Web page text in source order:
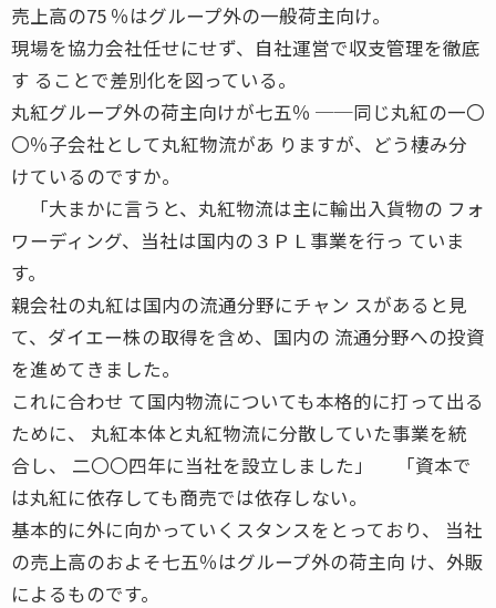
売上高の75 ％はグループ外の一般荷主向け。
現場を協力会社任せにせず、自社運営で収支管理を徹底
す ることで差別化を図っている。
丸紅グループ外の荷主向けが七五％ ──同じ丸紅の一〇
〇％子会社として丸紅物流があ りますが、どう棲み分
けているのですか。
「大まかに言うと、丸紅物流は主に輸出入貨物の フォ
ワーディング、当社は国内の３ＰＬ事業を行っ ていま
す。
親会社の丸紅は国内の流通分野にチャン スがあると見
て、ダイエー株の取得を含め、国内の 流通分野への投資
を進めてきました。
これに合わせ て国内物流についても本格的に打って出る
ために、 丸紅本体と丸紅物流に分散していた事業を統
合し、 二〇〇四年に当社を設立しました」 「資本で
は丸紅に依存しても商売では依存しない。
基本的に外に向かっていくスタンスをとっており、 当社
の売上高のおよそ七五％はグループ外の荷主向 け、外販
によるものです。